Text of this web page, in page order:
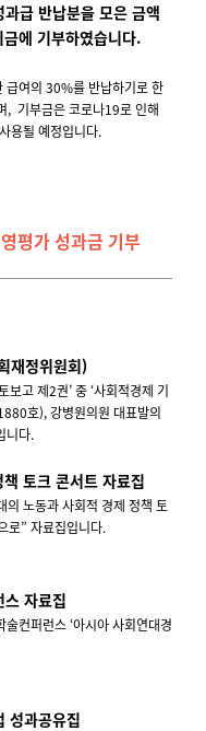
급 반납분을 모은 금액
에 기부하였습니다.
급여의 30%를 반납하기로 한
, 기부금은 코로나19로 인해
용될 예정입니다.
평가 성과금 기부
재정위원회)
고 제2권’ 중 ‘사회적경제 기
호), 강병원의원 대표발의
니다.
토크 콘서트 자료집
노동과 사회적 경제 정책 토
로” 자료집입니다.
자료집
컨퍼런스 ‘아시아 사회연대경
성과공유집